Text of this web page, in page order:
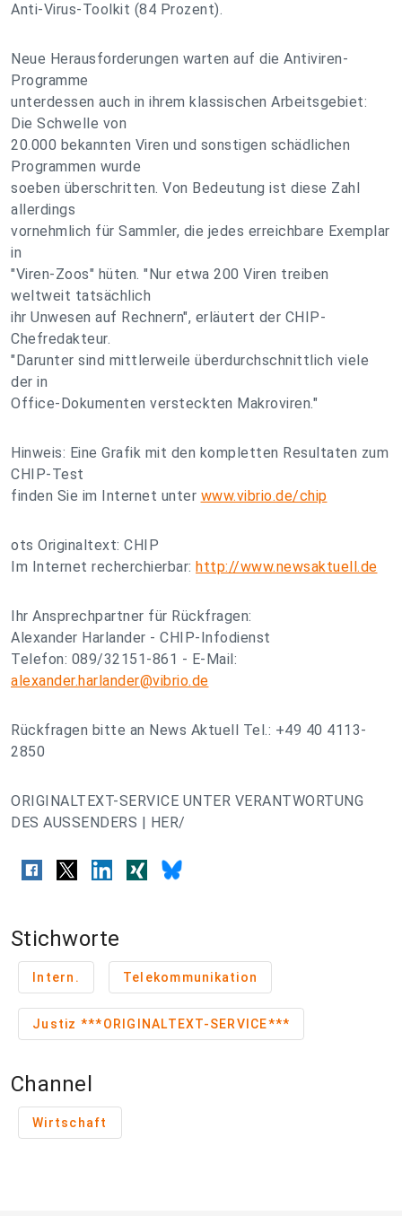
Anti-Virus-Toolkit (84 Prozent).
Neue Herausforderungen warten auf die Antiviren-
Programme
unterdessen auch in ihrem klassischen Arbeitsgebiet:
Die Schwelle von
20.000 bekannten Viren und sonstigen schädlichen
Programmen wurde
soeben überschritten. Von Bedeutung ist diese Zahl
allerdings
vornehmlich für Sammler, die jedes erreichbare Exemplar
in
"Viren-Zoos" hüten. "Nur etwa 200 Viren treiben
weltweit tatsächlich
ihr Unwesen auf Rechnern", erläutert der CHIP-
Chefredakteur.
"Darunter sind mittlerweile überdurchschnittlich viele
der in
Office-Dokumenten versteckten Makroviren."
Hinweis: Eine Grafik mit den kompletten Resultaten zum
CHIP-Test
finden Sie im Internet unter www.vibrio.de/chip
ots Originaltext: CHIP
Im Internet recherchierbar: http://www.newsaktuell.de
Ihr Ansprechpartner für Rückfragen:
Alexander Harlander - CHIP-Infodienst
Telefon: 089/32151-861 - E-Mail:
alexander.harlander@vibrio.de
Rückfragen bitte an News Aktuell Tel.: +49 40 4113-
2850
ORIGINALTEXT-SERVICE UNTER VERANTWORTUNG
DES AUSSENDERS | HER/
Stichworte
Intern. Telekommunikation
Justiz ***ORIGINALTEXT-SERVICE***
Channel
Wirtschaft